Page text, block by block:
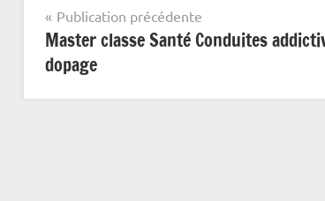
Navigation
de
l’article
Publication précédente
Master classe Santé Conduites
dopage